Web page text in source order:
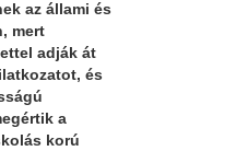
az állami és
mert
adják át
és
a
korú